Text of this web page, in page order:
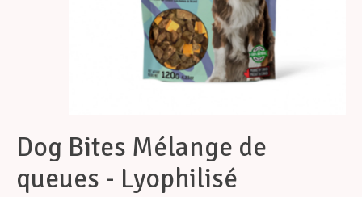
Dog Bites Mélange de
queues - Lyophilisé